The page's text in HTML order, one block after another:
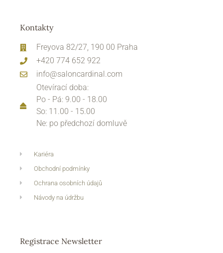
Kontakty
Freyova 82/27, 190 00 Praha
+420 774 652 922
info@saloncardinal.com
Otevírací doba:
Po - Pá: 9.00 - 18.00
So: 11.00 - 15.00
Ne: po předchozí domluvě
Kariéra
Obchodní podmínky
Ochrana osobních údajů
Návody na údržbu
Registrace Newsletter